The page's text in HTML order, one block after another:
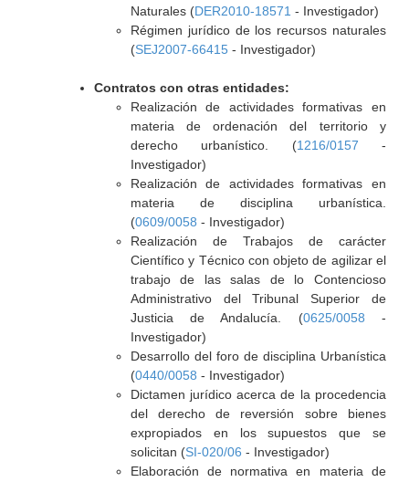
Naturales (DER2010-18571 - Investigador)
Régimen jurídico de los recursos naturales
(SEJ2007-66415- Investigador)
Contratos con otras entidades:
Realización de actividades formativas en
materia de ordenación del territorio y
derecho urbanístico. (1216/0157 -
Investigador)
Realización de actividades formativas en
materia de disciplina urbanística.
(0609/0058 - Investigador)
Realización de Trabajos de carácter
Científico y Técnico con objeto de agilizar el
trabajo de las salas de lo Contencioso
Administrativo del Tribunal Superior de
Justicia de Andalucía. (0625/0058 -
Investigador)
Desarrollo del foro de disciplina Urbanística
(0440/0058 - Investigador)
Dictamen jurídico acerca de la procedencia
del derecho de reversión sobre bienes
expropiados en los supuestos que se
solicitan (SI-020/06 - Investigador)
Elaboración de normativa en materia de